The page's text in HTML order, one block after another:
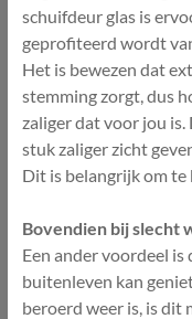
schuifdeur glas is
geprofiteerd wordt
Het is bewezen dat
stemming zorgt, dus
zaliger dat voor jou is.
stuk zaliger zicht
Dit is belangrijk om te
Bovendien bij slecht
Een ander voordeel
buitenleven kan
beroerd weer is, is dit